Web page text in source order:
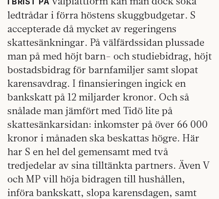
ledtrådar i förra höstens skuggbudgetar. S
accepterade då mycket av regeringens
skattesänkningar. På välfärdssidan plussade
man på med höjt barn- och studiebidrag, höjt
bostadsbidrag för barnfamiljer samt slopat
karensavdrag. I finansieringen ingick en
bankskatt på 12 miljarder kronor. Och så
snålade man jämfört med Tidö lite på
skattesänkarsidan: inkomster på över 66 000
kronor i månaden ska beskattas högre. Här
har S en hel del gemensamt med två
tredjedelar av sina tilltänkta partners. Även V
och MP vill höja bidragen till hushållen,
införa bankskatt, slopa karensdagen, samt